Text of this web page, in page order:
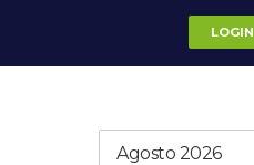
LOGIN
Agosto 2026